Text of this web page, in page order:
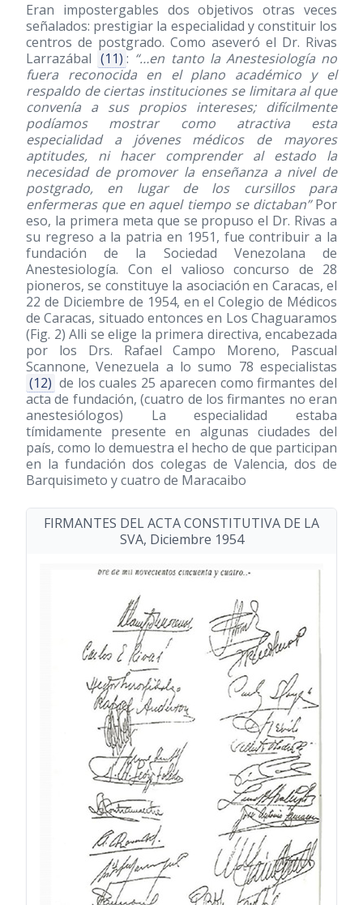
Eran impostergables dos objetivos otras veces
señalados: prestigiar la especialidad y constituir los
centros de postgrado. Como aseveró el Dr. Rivas
Larrazábal (11) : “…en tanto la Anestesiología no
fuera reconocida en el plano académico y el
respaldo de ciertas instituciones se limitara al que
convenía a sus propios intereses; difícilmente
podíamos mostrar como atractiva esta
especialidad a jóvenes médicos de mayores
aptitudes, ni hacer comprender al estado la
necesidad de promover la enseñanza a nivel de
postgrado, en lugar de los cursillos para
enfermeras que en aquel tiempo se dictaban”Por
eso, la primera meta que se propuso el Dr. Rivas a
su regreso a la patria en 1951, fue contribuir a la
fundación de la Sociedad Venezolana de
Anestesiología. Con el valioso concurso de 28
pioneros, se constituye la asociación en Caracas, el
22 de Diciembre de 1954, en el Colegio de Médicos
de Caracas, situado entonces en Los Chaguaramos
(Fig. 2) Alli se elige la primera directiva, encabezada
por los Drs. Rafael Campo Moreno, Pascual
Scannone, Venezuela a lo sumo 78 especialistas
(12) de los cuales 25 aparecen como firmantes del
acta de fundación, (cuatro de los firmantes no eran
anestesiólogos) La especialidad estaba
tímidamente presente en algunas ciudades del
país, como lo demuestra el hecho de que participan
en la fundación dos colegas de Valencia, dos de
Barquisimeto y cuatro de Maracaibo
FIRMANTES DEL ACTA CONSTITUTIVA DE LA
SVA, Diciembre 1954